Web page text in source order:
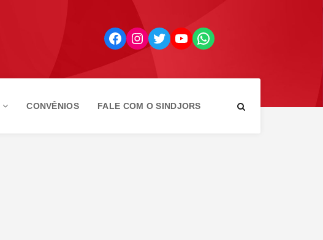
FacebookInstagram
TwitterYouTubeWhatsApp
CONVÊNIOS FALE COM O SINDJORS